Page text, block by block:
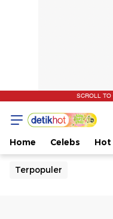
SCROLL TO
Home Celebs Hot
Terpopuler